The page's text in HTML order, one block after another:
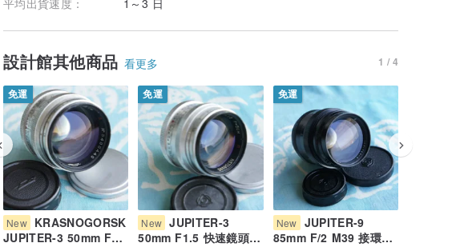
設計館其他商品 看更多 1 / 4
免運
New KRASNOGORSK
JUPITER-3 50mm F1.5
免運
New JUPITER-3
50mm F1.5 快速鏡頭
免運
New JUPITER-9
85mm F/2 M39 接環